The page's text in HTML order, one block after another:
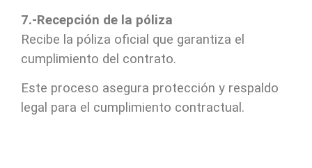
7.-Recepción de la póliza
Recibe la póliza oficial que garantiza el
cumplimiento del contrato.
Este proceso asegura protección y respaldo
legal para el cumplimiento contractual.